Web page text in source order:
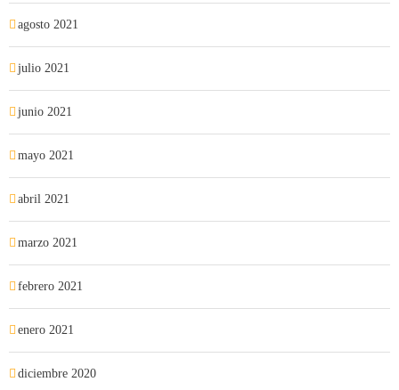
agosto 2021
julio 2021
junio 2021
mayo 2021
abril 2021
marzo 2021
febrero 2021
enero 2021
diciembre 2020